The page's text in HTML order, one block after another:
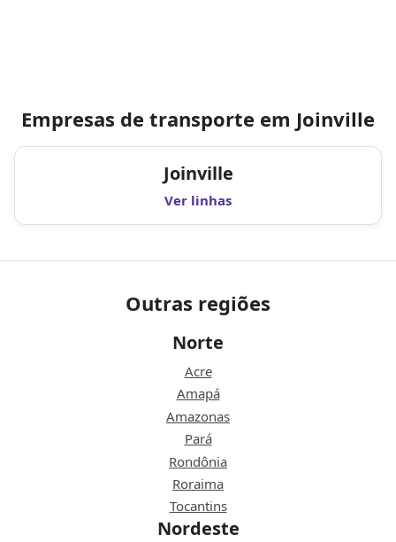
Empresas de transporte em Joinville
Joinville
Ver linhas
Outras regiões
Norte
Acre
Amapá
Amazonas
Pará
Rondônia
Roraima
Tocantins
Nordeste